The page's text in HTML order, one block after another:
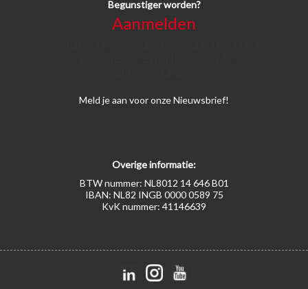
Begunstiger worden?
Aanmelden
Meld je aan voor onze Nieuwsbrief!
Overige informatie:
BTW nummer: NL8012 14 646 B01
IBAN: NL82 INGB 0000 0589 75
KvK nummer: 41146639